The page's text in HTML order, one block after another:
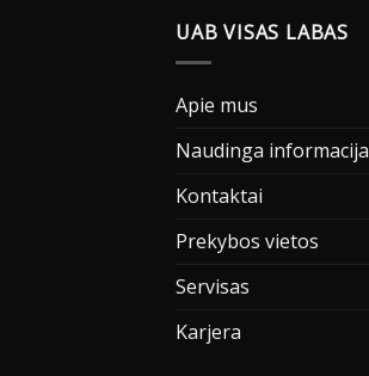
UAB VISAS LABAS
Apie mus
Naudinga informacija
Kontaktai
Prekybos vietos
Servisas
Karjera